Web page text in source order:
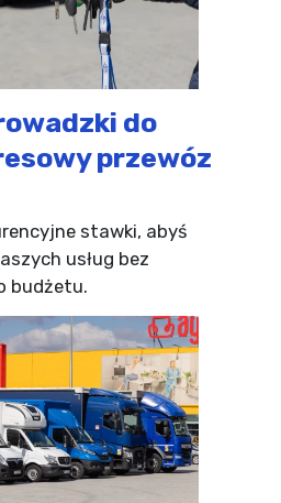
do
przewóz
stawki, abyś
usług bez
budżetu.